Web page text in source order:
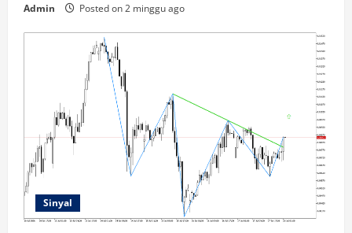
Admin Posted on 2 minggu ago
Sinyal